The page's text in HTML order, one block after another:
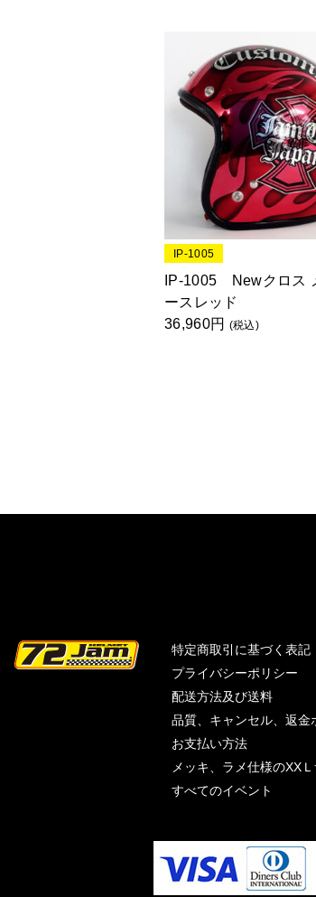
IP-1005
IP-1005 Newクロス
ースレッド
36,960円 (税込)
特定商取引に基づく表記
プライバシーポリシー
配送方法及び送料
品質、キャンセル、返金
お支払い方法
メッキ、ラメ仕様のXX
すべてのイベント